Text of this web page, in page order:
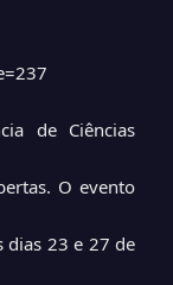
de Ciências
O evento
dias 23 e 27 de